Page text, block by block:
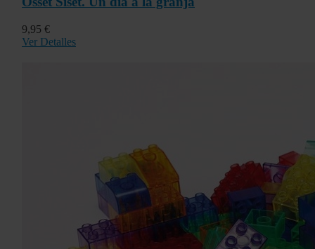
9,95 €
Ver Detalles